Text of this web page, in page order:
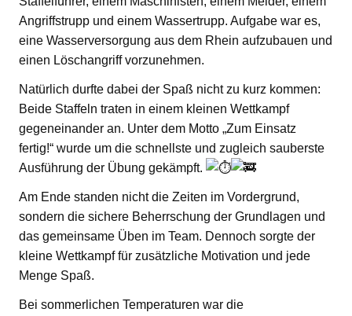
Angriffstrupp und einem Wassertrupp. Aufgabe war es,
eine Wasserversorgung aus dem Rhein aufzubauen und
einen Löschangriff vorzunehmen.
Natürlich durfte dabei der Spaß nicht zu kurz kommen:
Beide Staffeln traten in einem kleinen Wettkampf
gegeneinander an. Unter dem Motto „Zum Einsatz
fertig!“ wurde um die schnellste und zugleich sauberste
Ausführung der Übung gekämpft.
Am Ende standen nicht die Zeiten im Vordergrund,
sondern die sichere Beherrschung der Grundlagen und
das gemeinsame Üben im Team. Dennoch sorgte der
kleine Wettkampf für zusätzliche Motivation und jede
Menge Spaß.
Bei sommerlichen Temperaturen war die